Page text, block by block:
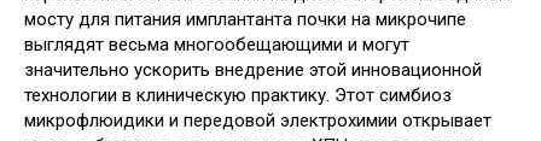
мосту для питания имплантанта почки на микрочипе
выглядят весьма многообещающими и могут
значительно ускорить внедрение этой инновационной
технологии в клиническую практику. Этот симбиоз
микрофлюидики и передовой электрохимии открывает